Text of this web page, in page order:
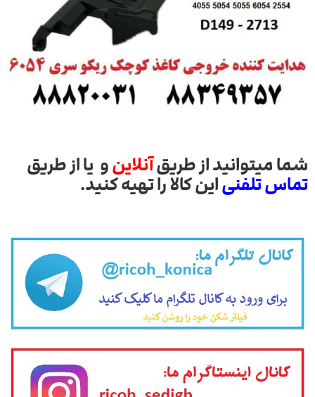
شما میتوانید از طریقآنلاینو یا از طریق
تماس تلفنیاین کالا را تهیه کنید.